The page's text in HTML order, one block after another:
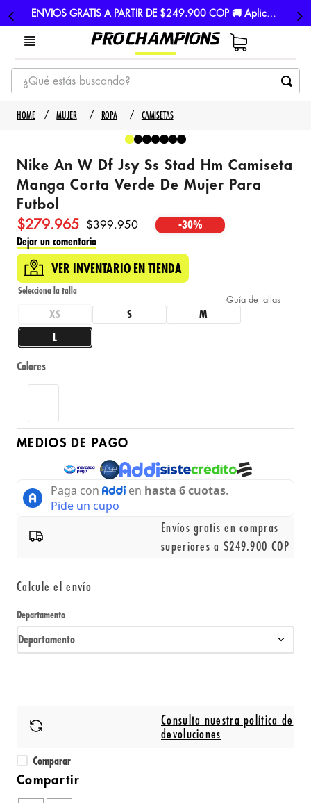
ENVIOS GRATIS A PARTIR DE $249.900 COP 🚚 Aplican TyC
¿Qué estás buscando?
TÉRMINOS MÁS BUSCADOS
3
4. guayos
5. gorras
MUJER ROPA CAMISETAS
Nike An W Df Jsy Ss Stad Hm Camiseta
Manga Corta Verde De Mujer Para
Futbol
$279.965 $399.950 -30%
Dejar un comentario
VER INVENTARIO EN TIENDA
Guía de tallas
XS S M
L
Colores
MEDIOS DE PAGO
Envíos gratis en compras
superiores a $249.900 COP
Calcule el envío
Departamento
Departamento
Consulta nuestra política de
devoluciones
Comparar